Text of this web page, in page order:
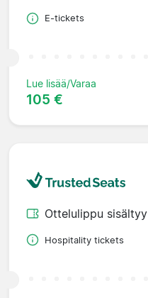
E-tickets
Lue lisää/Varaa
105 €
Ottelulippu sisältyy
Hospitality tickets